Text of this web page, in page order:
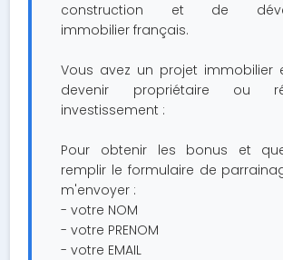
construction et de
immobilier français.
Vous avez un projet immobilier
devenir propriétaire ou
investissement :
Pour obtenir les bonus et
remplir le formulaire de
m'envoyer :
- votre NOM
- votre PRENOM
- votre EMAIL